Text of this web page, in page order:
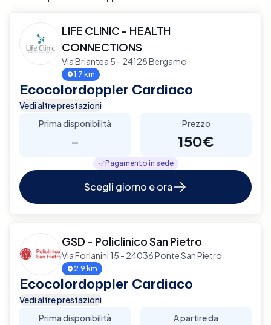
LIFE CLINIC - HEALTH
CONNECTIONS
Via Briantea 5 - 24128 Bergamo
1.7 km
Ecocolordoppler Cardiaco
Vedi altre prestazioni
Prima disponibilità
-
Prezzo
150€
Pagamento in sede
Scegli giorno e ora
GSD - Policlinico San Pietro
Via Forlanini 15 - 24036 Ponte San Pietro
2.9 km
Ecocolordoppler Cardiaco
Vedi altre prestazioni
Prima disponibilità
A partire da